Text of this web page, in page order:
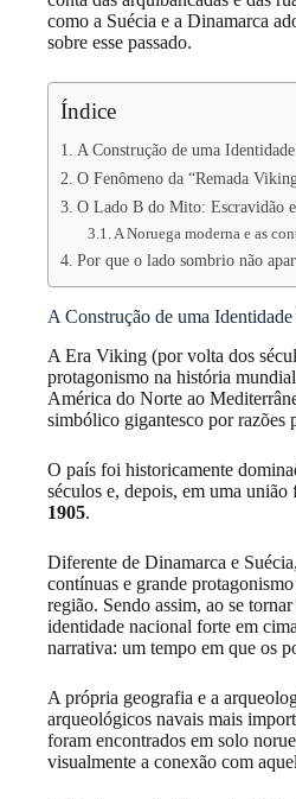
como a Suécia e a Dinamarca
sobre esse passado.
Índice
A Construção de uma
O Fenômeno da “Remada
O Lado B do Mito: Escravidão
A Noruega moderna e as
Por que o lado sombrio não
A Construção de uma Identidade
A Era Viking (por volta dos
protagonismo na história
América do Norte ao
simbólico gigantesco por razões
O país foi historicamente
séculos e, depois, em uma
1905.
Diferente de Dinamarca e
contínuas e grande
região. Sendo assim, ao se
identidade nacional forte em
narrativa: um tempo em que os
A própria geografia e a
arqueológicos navais mais
foram encontrados em solo
visualmente a conexão com